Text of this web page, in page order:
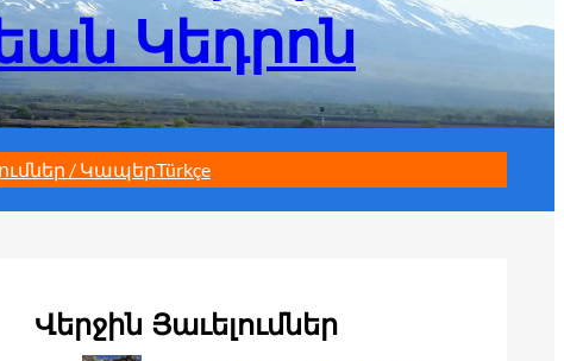
Կեդրոն
/ ԿապերTürkçe
Վերջին Յաւելումներ